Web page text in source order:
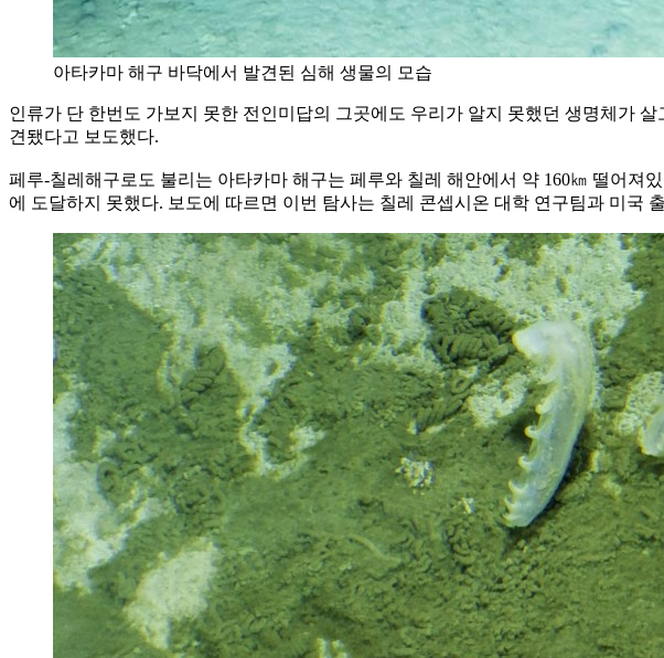
아타카마 해구 바닥에서 발견된 심해 생물의 모습
인류가 단 한번도 가보지 못한 전인미답의 그곳에도 우리가 알지 못했던 생명체가
견됐다고 보도했다.
페루-칠레해구로도 불리는 아타카마 해구는 페루와 칠레 해안에서 약 160㎞ 떨어져
에 도달하지 못했다. 보도에 따르면 이번 탐사는 칠레 콘셉시온 대학 연구팀과 미국